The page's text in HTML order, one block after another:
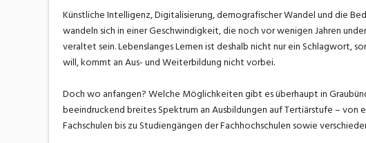
Künstliche Intelligenz, Digitalisierung, demografischer Wandel und die
wandeln sich in einer Geschwindigkeit, die noch vor wenigen Jahren
veraltet sein. Lebenslanges Lernen ist deshalb nicht nur ein Schlagwort,
will, kommt an Aus- und Weiterbildung nicht vorbei.
Doch wo anfangen? Welche Möglichkeiten gibt es überhaupt in
beeindruckend breites Spektrum an Ausbildungen auf Tertiärstufe – von
Fachschulen bis zu Studiengängen der Fachhochschulen sowie